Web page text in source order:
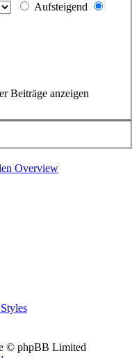
Aufsteigend
Beiträge anzeigen
Overview
© phpBB Limited